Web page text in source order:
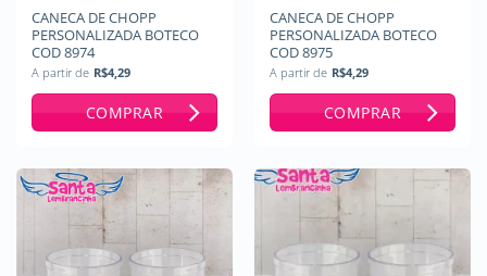
CANECA DE CHOPP
PERSONALIZADA BOTECO
COD 8974
A partir de R$4,29
COMPRAR
CANECA DE CHOPP
PERSONALIZADA BOTECO
COD 8975
A partir de R$4,29
COMPRAR